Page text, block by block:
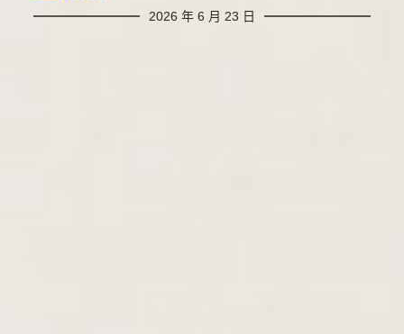
2026 年 6 月 23 日